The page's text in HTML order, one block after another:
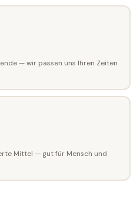
— wir passen uns Ihren Zeiten
Mittel — gut für Mensch und